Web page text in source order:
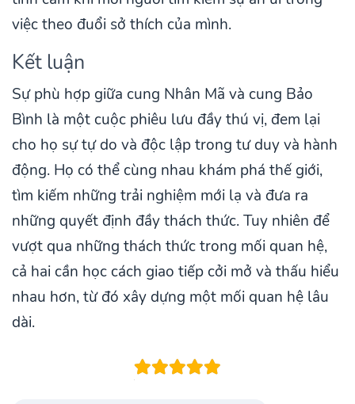
việc theo đuổi sở thích của mình.
Kết luận
Sự phù hợp giữa cung Nhân Mã và cung Bảo
Bình là một cuộc phiêu lưu đầy thú vị, đem lại
cho họ sự tự do và độc lập trong tư duy và hành
động. Họ có thể cùng nhau khám phá thế giới,
tìm kiếm những trải nghiệm mới lạ và đưa ra
những quyết định đầy thách thức. Tuy nhiên để
vượt qua những thách thức trong mối quan hệ,
cả hai cần học cách giao tiếp cởi mở và thấu hiểu
nhau hơn, từ đó xây dựng một mối quan hệ lâu
dài.